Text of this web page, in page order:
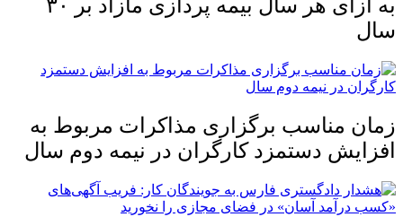
سال
زمان مناسب برگزاری مذاکرات مربوط به
افزایش دستمزد کارگران در نیمه دوم سال